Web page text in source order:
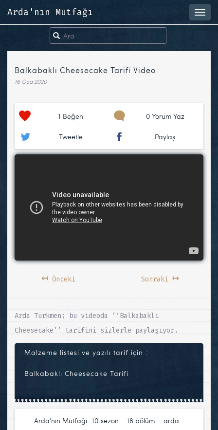
Arda'nın Mutfağı
Balkabaklı Cheesecake Tarifi Video
16 Oca 2020
1 Beğen 0 Yorum Yaz
Tweetle Paylaş
↤Önceki Sonraki ↦
Arda Türkmen; bu videoda ‘‘Balkabaklı
Cheesecake’’ tarifini sizlerle paylaşıyor.
Malzeme listesi ve yazılı tarif için :
Balkabaklı Cheesecake Tarifi
Arda'nın Mutfağı 10.sezon 18.bölüm
arda